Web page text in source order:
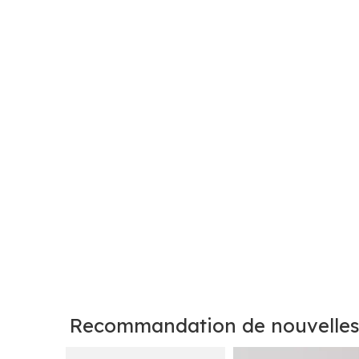
Recommandation de nouvelles